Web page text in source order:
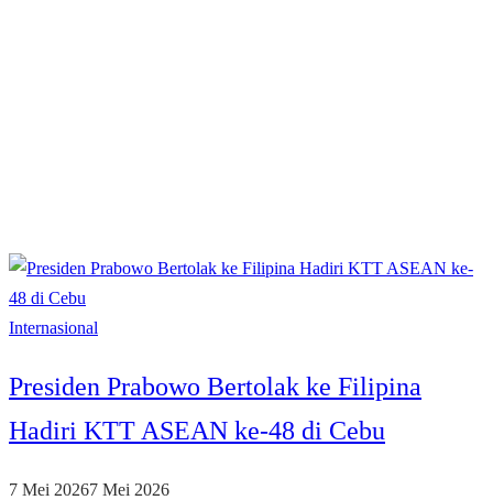
Internasional
Presiden Prabowo Bertolak ke Filipina
Hadiri KTT ASEAN ke-48 di Cebu
7 Mei 20267 Mei 2026